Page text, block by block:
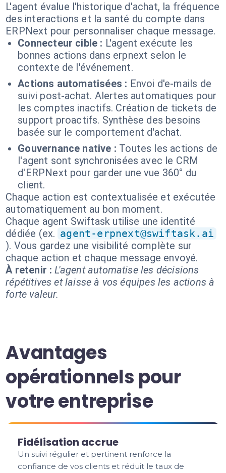
L'agent évalue l'historique d'achat, la fréquence
des interactions et la santé du compte dans
ERPNext pour personnaliser chaque message.
Connecteur cible : L'agent exécute les
bonnes actions dans erpnext selon le
contexte de l'événement.
Actions automatisées : Envoi d'e-mails de
suivi post-achat. Alertes automatiques pour
les comptes inactifs. Création de tickets de
support proactifs. Synthèse des besoins
basée sur le comportement d'achat.
Gouvernance native : Toutes les actions de
l'agent sont synchronisées avec le CRM
d'ERPNext pour garder une vue 360° du
client.
Chaque action est contextualisée et exécutée
automatiquement au bon moment.
Chaque agent Swiftask utilise une identité
dédiée (ex. agent-erpnext@swiftask.ai
). Vous gardez une visibilité complète sur
chaque action et chaque message envoyé.
À retenir : L'agent automatise les décisions
répétitives et laisse à vos équipes les actions à
forte valeur.
Avantages
opérationnels pour
votre entreprise
Fidélisation accrue
Un suivi régulier et pertinent renforce la
confiance de vos clients et réduit le taux de